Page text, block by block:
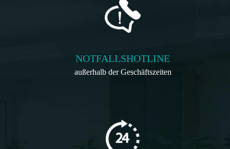
NOTFALLSHOTLINE
außerhalb der Geschäftszeiten